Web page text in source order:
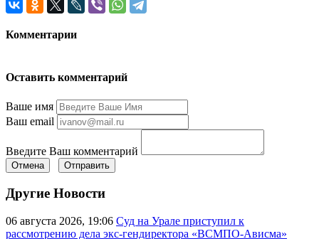
Комментарии
Оставить комментарий
Ваше имя
Ваш email
Введите Ваш комментарий
Отмена Отправить
Другие Новости
06 августа 2026, 19:06 Суд на Урале приступил к
рассмотрению дела экс-гендиректора «ВСМПО-Ависма»